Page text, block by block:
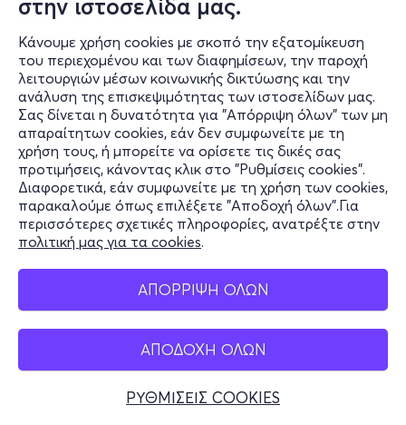
στην ιστοσελίδα μας.
Κάνουμε χρήση cookies με σκοπό την εξατομίκευση
του περιεχομένου και των διαφημίσεων, την παροχή
λειτουργιών μέσων κοινωνικής δικτύωσης και την
ανάλυση της επισκεψιμότητας των ιστοσελίδων μας.
Σας δίνεται η δυνατότητα για "Απόρριψη όλων" των μη
απαραίτητων cookies, εάν δεν συμφωνείτε με τη
χρήση τους, ή μπορείτε να ορίσετε τις δικές σας
προτιμήσεις, κάνοντας κλικ στο "Ρυθμίσεις cookies".
Διαφορετικά, εάν συμφωνείτε με τη χρήση των cookies,
παρακαλούμε όπως επιλέξετε "Αποδοχή όλων".Για
περισσότερες σχετικές πληροφορίες, ανατρέξτε στην
πολιτική μας για τα cookies.
ΑΠΟΡΡΙΨΗ ΟΛΩΝ
ΑΠΟΔΟΧΗ ΟΛΩΝ
ΡΥΘΜΙΣΕΙΣ COOKIES